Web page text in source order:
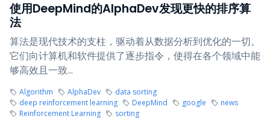
使用DeepMind的AlphaDev发现更快的排序算
法
算法是现代技术的支柱，驱动着从数据分析到优化的一切。
它们向计算机和软件提供了逐步指令，使得在各个领域中能
够高效且一致...
Algorithm AlphaDev
data sorting
deep reinforcement learning
DeepMind google
news
Reinforcement Learning
sorting